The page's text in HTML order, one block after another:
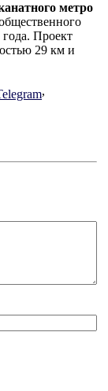
метро
Проект
29 км и
,